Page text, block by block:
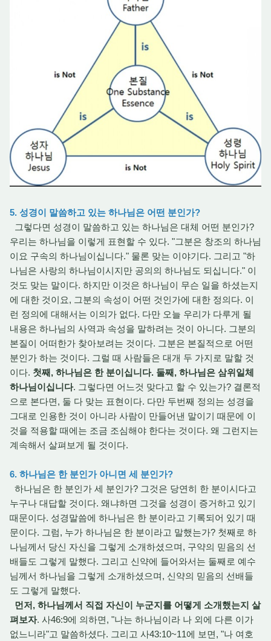
5. 성경이 말씀하고 있는 하나님은 어떤 분인가?
그렇다면 성경이 말씀하고 있는 하나님은 대체 어떤 분인가?
우리는 하나님을 이렇게 표현할 수 있다. "그분은 창조의 하나님
이요 구속의 하나님이십니다." 물론 맞는 이야기다. 그리고 "하
나님은 사랑의 하나님이시지만 공의의 하나님도 되십니다." 이
것도 맞는 말이다. 하지만 이것은 하나님이 무슨 일을 하셨는지
에 대한 것이요, 그분의 속성이 어떤 것인가에 대한 정의다. 이
런 정의에 대해서는 이의가 없다. 다만 오늘 우리가 다루게 될
내용은 하나님의 사역과 속성을 말하려는 것이 아니다. 그분의
본질이 어떠한가 찾아보려는 것이다. 그분은 본질적으로 어떤
분인가 하는 것이다. 그럴 때 사람들은 대개 두 가지로 말할 것
이다. 첫째, 하나님은 한 분이십니다. 둘째, 하나님은 삼위일체
하나님이십니다. 그렇다면 어느것 맞다고 할 수 있는가? 결론적
으로 본다면, 둘 다 맞는 표현이다. 다만 두번째 정의는 성경을
그대로 인용한 것이 아니라 사람이 만들어낸 말이기 때문에 이
것을 적용할 때에는 조금 조심해야 한다는 것이다. 왜 그런지는
계속해서 살펴보게 될 것이다.
6. 하나님은 한 분인가 아니면 세 분인가?
하나님은 한 분인가 세 분인가? 그것은 당연히 한 분이시다고
누구나 대답할 것이다. 왜냐하면 그것을 성경이 증거하고 있기
때문이다. 성경말씀에 하나님은 한 분이라고 기록되어 있기 때
문이다. 그럼, 누가 하나님은 한 분이라고 말했는가? 첫째로 하
나님께서 당신 자신을 그렇게 소개하셨으며, 구약의 믿음의 선
배들도 그렇게 말했다. 그리고 신약에 들어와서는 둘째로 예수
님께서 하나님을 그렇게 소개하셨으며, 신약의 믿음의 선배들
도 그렇게 말했다.
먼저, 하나님께서 직접 자신이 누군지를 어떻게 소개했는지 살
펴보자. 사46:9에 의하면, "나는 하나님이라 나 외에 다른 이가
없느니라"고 말씀하셨다. 그리고 사43:10~11에 보면, "나 여호